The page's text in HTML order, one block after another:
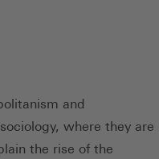
and
where they are
the rise of the